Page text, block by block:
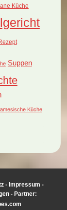
Küche
Suppen
Küche
- Impressum -
- Partner: